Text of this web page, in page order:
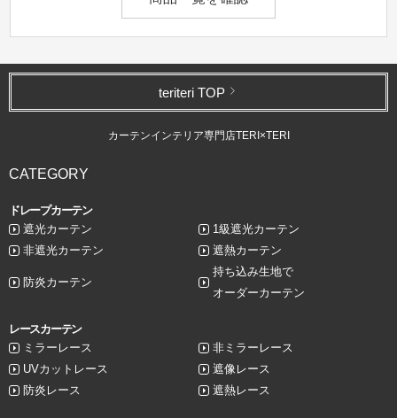
teriteri TOP
カーテンインテリア専門店TERI×TERI
CATEGORY
ドレープカーテン
遮光カーテン
1級遮光カーテン
非遮光カーテン
遮熱カーテン
防炎カーテン
持ち込み生地で
オーダーカーテン
レースカーテン
ミラーレース
非ミラーレース
UVカットレース
遮像レース
防炎レース
遮熱レース